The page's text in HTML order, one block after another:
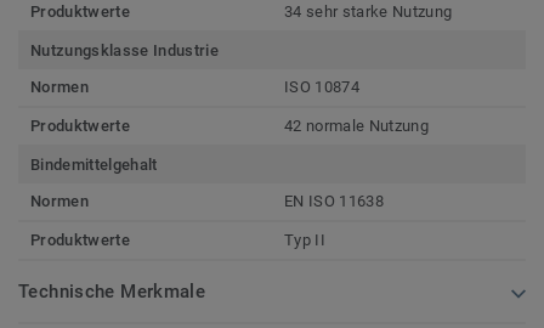
Produktwerte 34 sehr starke Nutzung
Nutzungsklasse Industrie
Normen
ISO 10874
Produktwerte 42 normale Nutzung
Bindemittelgehalt
Normen
EN ISO 11638
Produktwerte Typ II
Technische Merkmale